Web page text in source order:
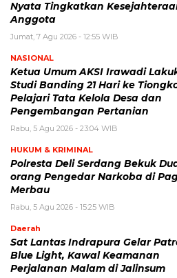
Nyata Tingkatkan
Anggota
Jumat, 7 Agu 2026 - 12:55 WIB
NASIONAL
Ketua Umum AKSI Irawadi
Studi Banding 21 Hari ke
Pelajari Tata Kelola Desa dan
Pengembangan Pertanian
Rabu, 5 Agu 2026 - 23:04 WIB
HUKUM & KRIMINAL
Polresta Deli Serdang Bekuk
orang Pengedar Narkoba di
Merbau
Rabu, 5 Agu 2026 - 15:25 WIB
Daerah
Sat Lantas Indrapura Gelar
Blue Light, Kawal Keamanan
Perjalanan Malam di Jalinsum